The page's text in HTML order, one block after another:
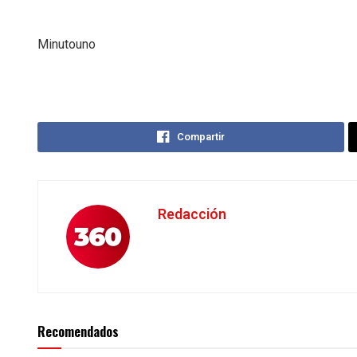
Minutouno
Compartir
Redacción
Recomendados